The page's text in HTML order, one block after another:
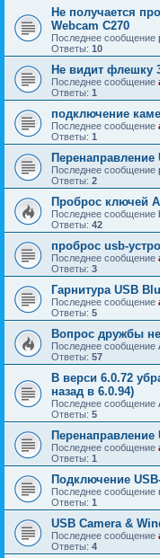
Не получается
Webcam C270
Последнее сообщение
Ответы: 10
Не видит флешку
Последнее сообщение
Ответы: 1
подключение
Последнее сообщение
Ответы: 1
Перенаправление
Последнее сообщение
Ответы: 2
Проброс ключей
Последнее сообщение
Ответы: 42
проброс usb-
Последнее сообщение
Ответы: 3
Гарнитура USB
Последнее сообщение
Ответы: 5
Вопрос дружбы
Последнее сообщение
Ответы: 57
В верси 6.0.72
назад в 6.0.94)
Последнее сообщение
Ответы: 5
Последнее сообщение
Ответы: 1
Подключение
Последнее сообщение
Ответы: 1
USB Camera &
Последнее сообщение
Ответы: 4